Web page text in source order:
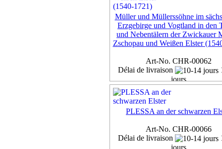
Müller und Müllerssöhne im
Erzgebirge und Vogtland in den
und Nebentälern der Zwickauer
Zschopau und Weißen Elster
Art-No. CHR-00062
Délai de livraison
jours
Exemplar
45,00 €
Détails ...
PLESSA an der schwarzen
Art-No. CHR-00066
Délai de livraison